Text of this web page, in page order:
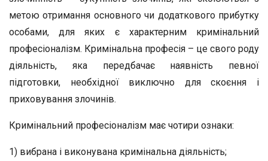
метою отримання основного чи додаткового прибутку
особами, для яких є характерним кримінальний
професіоналізм. Кримінальна професія – це свого роду
діяльність, яка передбачає наявність певної
підготовки, необхідної виключно для скоєння і
приховування злочинів.
Кримінальний професіоналізм має чотири ознаки:
1) вибрана і виконувана кримінальна діяльність;